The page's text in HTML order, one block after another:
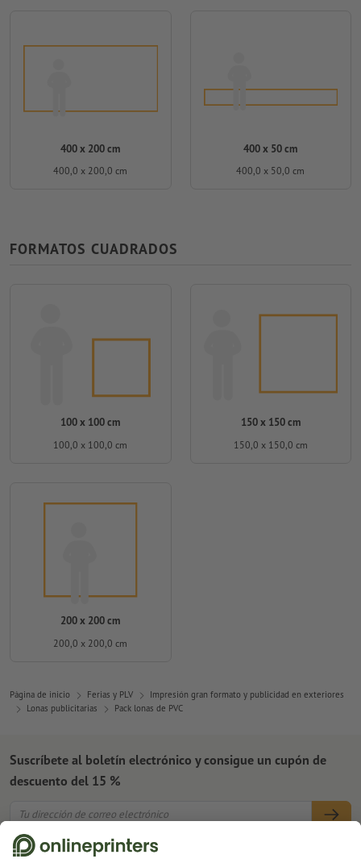
400 x 200 cm
400,0 x 200,0 cm
400 x 50 cm
400,0 x 50,0 cm
FORMATOS CUADRADOS
100 x 100 cm
100,0 x 100,0 cm
150 x 150 cm
150,0 x 150,0 cm
200 x 200 cm
200,0 x 200,0 cm
Página de inicio Ferias y PLV
Impresión gran formato y publicidad en exteriores
Lonas publicitarias
Pack lonas de PVC
Suscríbete al boletín electrónico y consigue un cupón de
descuento del 15 %